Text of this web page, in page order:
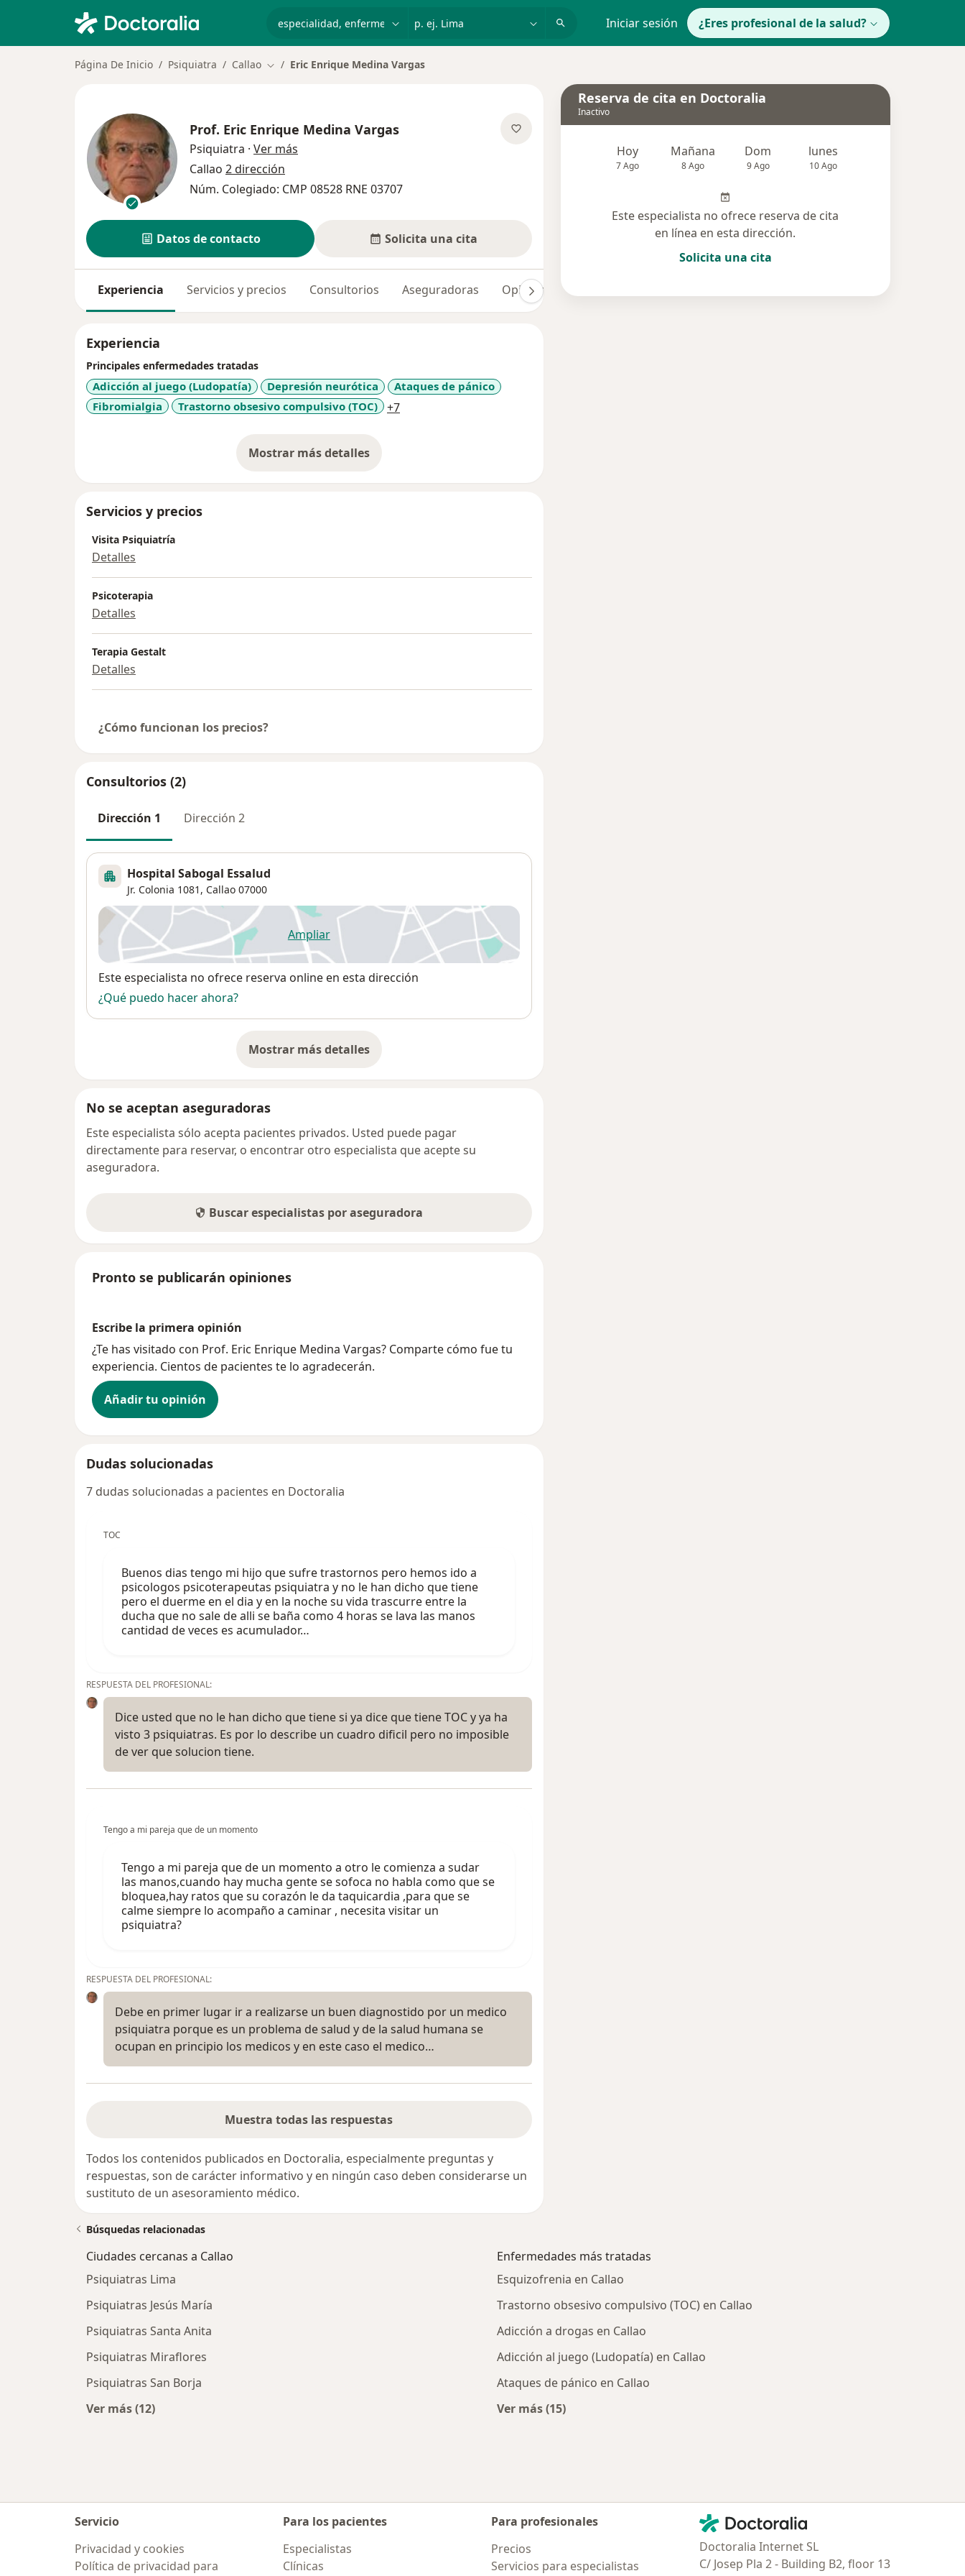
Iniciar sesión ¿Eres profesional de la salud?
Página De Inicio Psiquiatra Callao Cambiar de ciudad
Eric Enrique Medina Vargas
Prof. Eric Enrique Medina Vargas
Psiquiatra · Ver más
Callao 2 dirección
Núm. Colegiado: CMP 08528 RNE 03707
Datos de contacto Solicita una cita
Experiencia Servicios y precios Consultorios Aseguradoras Opiniones
Experiencia
Principales enfermedades tratadas
Adicción al juego (Ludopatía) Depresión neurótica
Ataques de pánico
Fibromialgia
Trastorno obsesivo compulsivo (TOC) +7a11y_sr_more_diseases
Mostrar más detalles
sobre la experiencia
Servicios y precios
Visita Psiquiatría
Detalles
Psicoterapia
Detalles
Terapia Gestalt
Detalles
¿Cómo funcionan los precios?
Consultorios (2)
Dirección 1 Dirección 2
Hospital Sabogal Essalud
Jr. Colonia 1081, Callao 07000
Ampliarse abre en una nueva pestaña
Disponibilidad
Este especialista no ofrece reserva online en esta dirección
¿Qué puedo hacer ahora?
Mostrar más detalles
sobre la dirección
No se aceptan aseguradoras
Este especialista sólo acepta pacientes privados. Usted puede pagar
directamente para reservar, o encontrar otro especialista que acepte su
aseguradora.
Buscar especialistas por aseguradora
Pronto se publicarán opiniones
Escribe la primera opinión
¿Te has visitado con Prof. Eric Enrique Medina Vargas? Comparte cómo fue tu
experiencia. Cientos de pacientes te lo agradecerán.
Añadir tu opinión
Dudas solucionadas
7 dudas solucionadas a pacientes en Doctoralia
TOC
Buenos dias tengo mi hijo que sufre trastornos pero hemos ido a
psicologos psicoterapeutas psiquiatra y no le han dicho que tiene
pero el duerme en el dia y en la noche su vida trascurre entre la
ducha que no sale de alli se baña como 4 horas se lava las manos
cantidad de veces es acumulador…
RESPUESTA DEL PROFESIONAL:
Dice usted que no le han dicho que tiene si ya dice que tiene TOC y ya ha
visto 3 psiquiatras. Es por lo describe un cuadro dificil pero no imposible
de ver que solucion tiene.
Tengo a mi pareja que de un momento
Tengo a mi pareja que de un momento a otro le comienza a sudar
las manos,cuando hay mucha gente se sofoca no habla como que se
bloquea,hay ratos que su corazón le da taquicardia ,para que se
calme siempre lo acompaño a caminar , necesita visitar un
psiquiatra?
RESPUESTA DEL PROFESIONAL:
Debe en primer lugar ir a realizarse un buen diagnostido por un medico
psiquiatra porque es un problema de salud y de la salud humana se
ocupan en principio los medicos y en este caso el medico…
Muestra todas las respuestas
Todos los contenidos publicados en Doctoralia, especialmente preguntas y
respuestas, son de carácter informativo y en ningún caso deben considerarse un
sustituto de un asesoramiento médico.
Reserva de cita en Doctoralia
Inactivo
Hoy
7 Ago
Mañana
8 Ago
Dom
9 Ago
lunes
10 Ago
Este especialista no ofrece reserva de cita
en línea en esta dirección.
Solicita una cita
Búsquedas relacionadas
Ciudades cercanas a Callao
Psiquiatras Lima
Psiquiatras Jesús María
Psiquiatras Santa Anita
Psiquiatras Miraflores
Psiquiatras San Borja
Ver más (12)
Enfermedades más tratadas
Esquizofrenia en Callao
Trastorno obsesivo compulsivo (TOC) en Callao
Adicción a drogas en Callao
Adicción al juego (Ludopatía) en Callao
Ataques de pánico en Callao
Ver más (15)
Servicio
Privacidad y cookies
Política de privacidad para
Para los pacientes
Especialistas
Clínicas
Para profesionales
Precios
Servicios para especialistas
Contacto
Doctoralia - Página de inicio
Doctoralia Internet SL
C/ Josep Pla 2 - Building B2, floor 13